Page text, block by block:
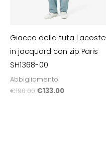
Giacca della tuta Lacoste
in jacquard con zip Paris
SH1368-00
Abbigliamento
€190.00 €133.00